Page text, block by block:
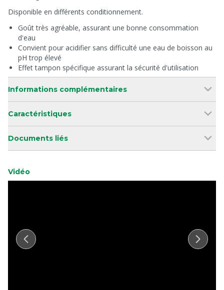
Disponible en différents conditionnement.
Goût très agréable, assurant une bonne consommation
d'eau
Convient pour acidifier sans difficulté une eau de boisson au
pH trop élevé
Effet tampon spécifique assurant la sécurité d'utilisation
Informations complémentaires
Caractéristiques
Documents liés
Vidéo